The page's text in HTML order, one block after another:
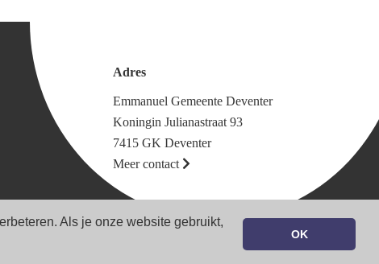
Als je onze website gebruikt,
OK
Adres
Emmanuel Gemeente Deventer
Koningin Julianastraat 93
7415 GK Deventer
Meer contact